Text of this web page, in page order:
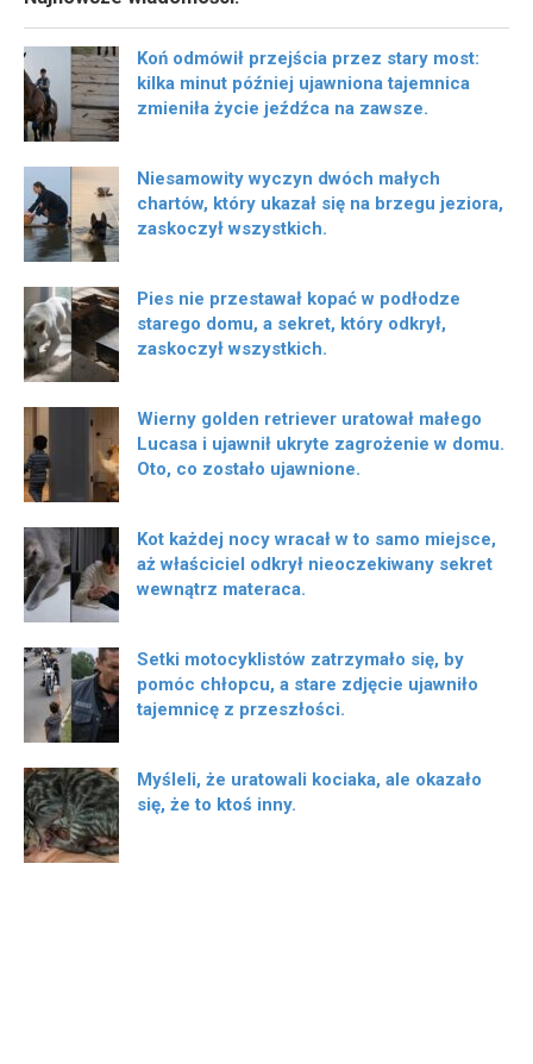
Koń odmówił przejścia przez stary most:
kilka minut później ujawniona tajemnica
zmieniła życie jeźdźca na zawsze.
Niesamowity wyczyn dwóch małych
chartów, który ukazał się na brzegu jeziora,
zaskoczył wszystkich.
Pies nie przestawał kopać w podłodze
starego domu, a sekret, który odkrył,
zaskoczył wszystkich.
Wierny golden retriever uratował małego
Lucasa i ujawnił ukryte zagrożenie w domu.
Oto, co zostało ujawnione.
Kot każdej nocy wracał w to samo miejsce,
aż właściciel odkrył nieoczekiwany sekret
wewnątrz materaca.
Setki motocyklistów zatrzymało się, by
pomóc chłopcu, a stare zdjęcie ujawniło
tajemnicę z przeszłości.
Myśleli, że uratowali kociaka, ale okazało
się, że to ktoś inny.